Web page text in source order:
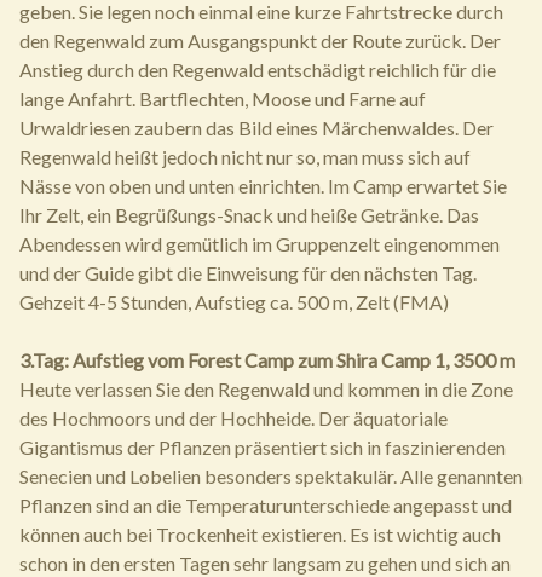
geben. Sie legen noch einmal eine kurze Fahrtstrecke durch
den Regenwald zum Ausgangspunkt der Route zurück. Der
Anstieg durch den Regenwald entschädigt reichlich für die
lange Anfahrt. Bartflechten, Moose und Farne auf
Urwaldriesen zaubern das Bild eines Märchenwaldes. Der
Regenwald heißt jedoch nicht nur so, man muss sich auf
Nässe von oben und unten einrichten. Im Camp erwartet Sie
Ihr Zelt, ein Begrüßungs-Snack und heiße Getränke. Das
Abendessen wird gemütlich im Gruppenzelt eingenommen
und der Guide gibt die Einweisung für den nächsten Tag.
Gehzeit 4-5 Stunden, Aufstieg ca. 500 m, Zelt (FMA)
3.Tag: Aufstieg vom Forest Camp zum Shira Camp 1, 3500 m
Heute verlassen Sie den Regenwald und kommen in die Zone
des Hochmoors und der Hochheide. Der äquatoriale
Gigantismus der Pflanzen präsentiert sich in faszinierenden
Senecien und Lobelien besonders spektakulär. Alle genannten
Pflanzen sind an die Temperaturunterschiede angepasst und
können auch bei Trockenheit existieren. Es ist wichtig auch
schon in den ersten Tagen sehr langsam zu gehen und sich an